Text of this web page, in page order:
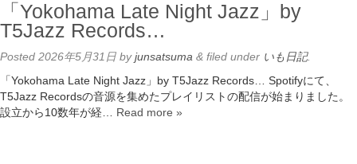
Contact
YouTube
Online Lesson
「Yokohama Late Night Jazz」by
T5Jazz Records…
Posted 2026年5月31日 byjunsatsuma & filed under いも日記.
「Yokohama Late Night Jazz」by T5Jazz Records… Spotifyにて、
T5Jazz Recordsの音源を集めたプレイリストの配信が始まりました。
設立から10数年が経… Read more »